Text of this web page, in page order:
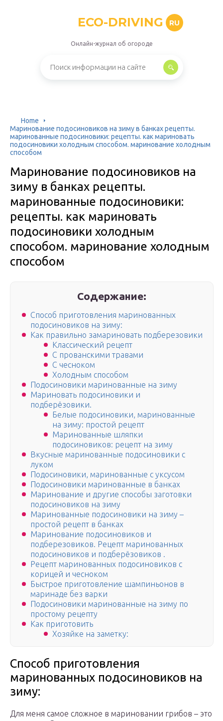
ECO-DRIVING RU
Онлайн-журнал об огороде
Home
Маринование подосиновиков на зиму в банках рецепты.
маринованные подосиновики: рецепты. как мариновать
подосиновики холодным способом. маринование холодным
способом
Маринование подосиновиков на
зиму в банках рецепты.
маринованные подосиновики:
рецепты. как мариновать
подосиновики холодным
способом. маринование холодным
способом
Содержание:
Способ приготовления маринованных
подосиновиков на зиму:
Как правильно замариновать подберезовики
Классический рецепт
С прованскими травами
С чесноком
Холодным способом
Подосиновики маринованные на зиму
Мариновать подосиновики и
подберёзовики.
Белые подосиновики, маринованные
на зиму: простой рецепт
Маринованные шляпки
подосиновиков: рецепт на зиму
Вкусные маринованные подосиновики с
луком
Подосиновики, маринованные с уксусом
Подосиновики маринованные в банках
Маринование и другие способы заготовки
подосиновиков на зиму
Маринованные подосиновики на зиму –
простой рецепт в банках
Маринование подосиновиков и
подберезовиков. Рецепт маринованных
подосиновиков и подберёзовиков .
Рецепт маринованных подосиновиков с
корицей и чесноком
Быстрое приготовление шампиньонов в
маринаде без варки
Подосиновики маринованные на зиму по
простому рецепту
Как приготовить
Хозяйке на заметку:
Способ приготовления
маринованных подосиновиков на
зиму:
Для меня самое сложное в мариновании грибов – это